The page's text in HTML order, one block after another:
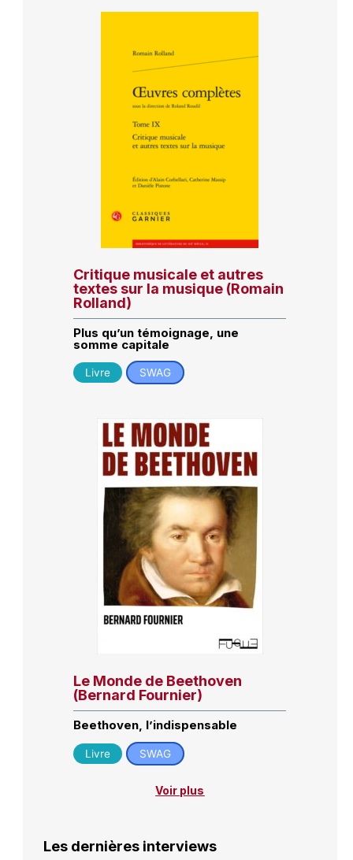
Critique musicale et autres
textes sur la musique (Romain
Rolland)
Plus qu’un témoignage, une
somme capitale
Livre SWAG
Le Monde de Beethoven
(Bernard Fournier)
Beethoven, l’indispensable
Livre SWAG
Voir plus
Les dernières interviews